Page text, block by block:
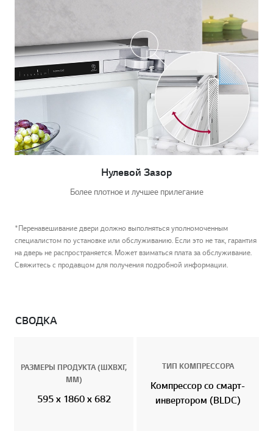
Нулевой Зазор
Более плотное и лучшее прилегание
*Перенавешивание двери должно выполняться уполномоченным
специалистом по установке или обслуживанию. Если это не так, гарантия
на дверь не распространяется. Может взиматься плата за обслуживание.
Свяжитесь с продавцом для получения подробной информации.
СВОДКА
РАЗМЕРЫ ПРОДУКТА (ШXВXГ,
ММ)
595 x 1860 x 682
ТИП КОМПРЕССОРА
Компрессор со смарт-
инвертором (BLDC)